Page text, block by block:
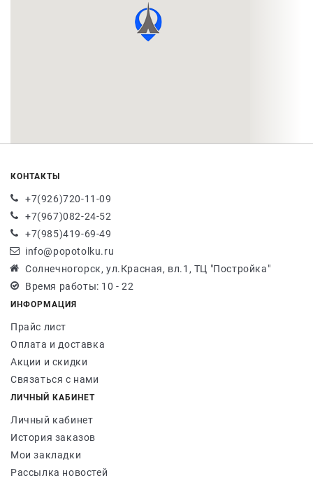
КОНТАКТЫ
+7(926)720-11-09
+7(967)082-24-52
+7(985)419-69-49
info@popotolku.ru
Солнечногорск, ул.Красная, вл.1, ТЦ "Постройка"
Время работы: 10 - 22
ИНФОРМАЦИЯ
Прайс лист
Оплата и доставка
Акции и скидки
Связаться с нами
ЛИЧНЫЙ КАБИНЕТ
Личный кабинет
История заказов
Мои закладки
Рассылка новостей